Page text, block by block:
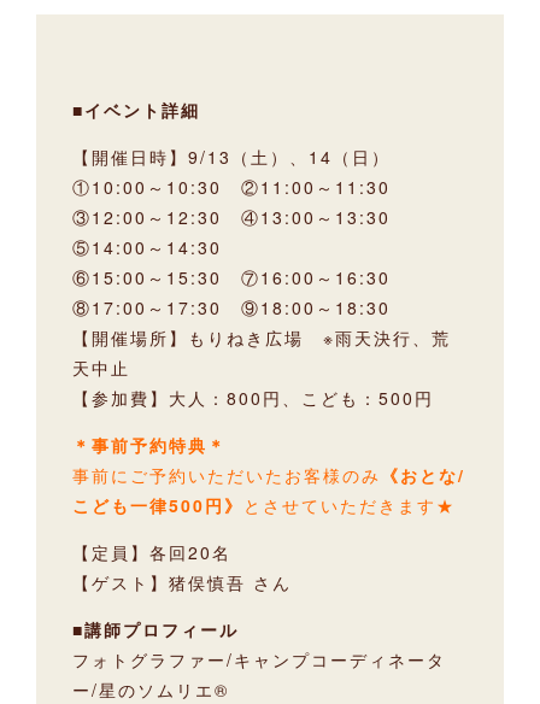
■イベント詳細
【開催日時】9/13（土）、14（日）
①10:00～10:30 ②11:00～11:30
③12:00～12:30 ④13:00～13:30
⑤14:00～14:30
⑥15:00～15:30 ⑦16:00～16:30
⑧17:00～17:30 ⑨18:00～18:30
【開催場所】もりねき広場 ※雨天決行、荒
天中止
【参加費】大人：800円、こども：500円
＊事前予約特典＊
事前にご予約いただいたお客様のみ 《おとな/
こども一律500円》 とさせていただきます★
【定員】各回20名
【ゲスト】猪俣慎吾 さん
■講師プロフィール
フォトグラファー/キャンプコーディネータ
ー/星のソムリエ®